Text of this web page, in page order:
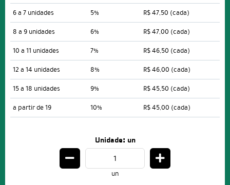
6 a 7 unidades
5% R$ 47,50 (cada)
8 a 9 unidades
6% R$ 47,00 (cada)
10 a 11 unidades
7% R$ 46,50 (cada)
12 a 14 unidades
8% R$ 46,00 (cada)
15 a 18 unidades
9% R$ 45,50 (cada)
a partir de 19
10% R$ 45,00 (cada)
Unidade: un
un